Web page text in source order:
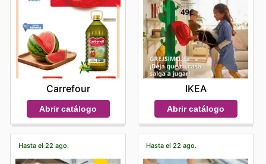
Carrefour
Abrir catálogo
IKEA
Abrir catálogo
Hasta el 22 ago. Hasta el 22 ago.